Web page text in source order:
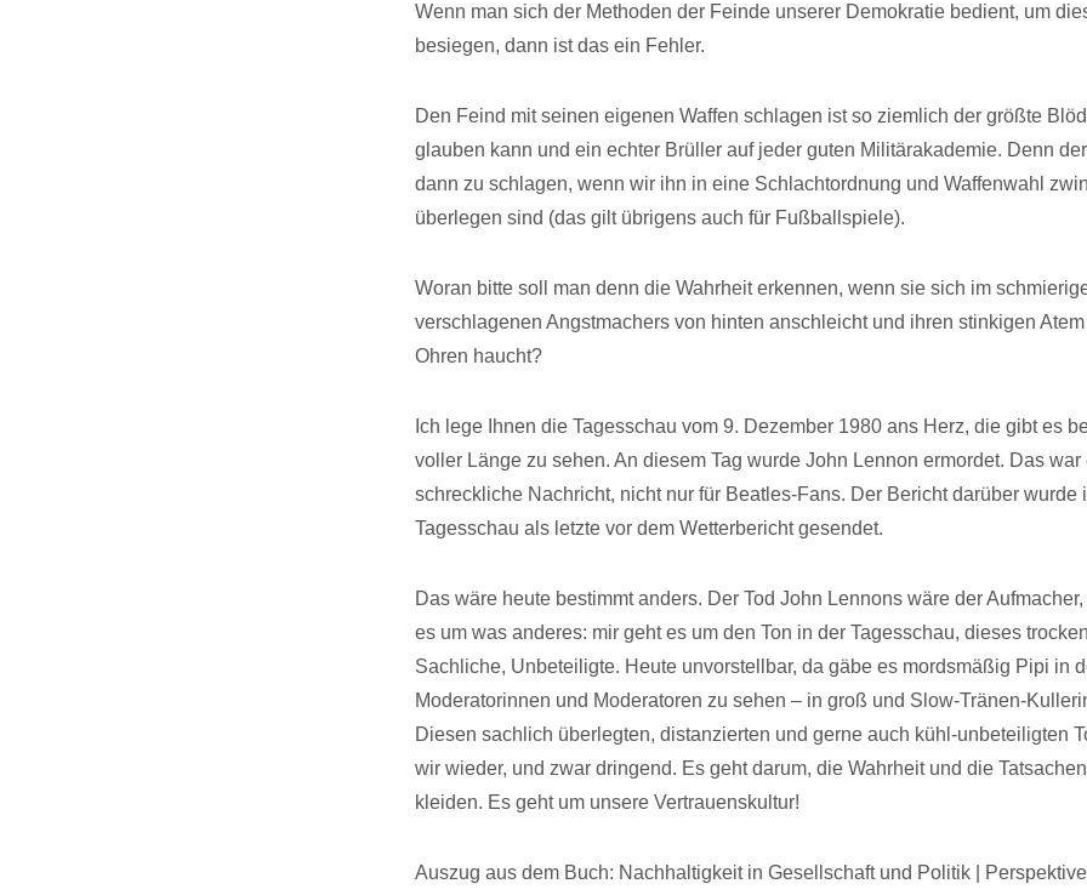
Wenn man sich der Methoden der Feinde unserer Demokratie bedient, um
besiegen, dann ist das ein Fehler.
Den Feind mit seinen eigenen Waffen schlagen ist so ziemlich der größte
glauben kann und ein echter Brüller auf jeder guten Militärakademie. Denn
dann zu schlagen, wenn wir ihn in eine Schlachtordnung und Waffenwahl
überlegen sind (das gilt übrigens auch für Fußballspiele).
Woran bitte soll man denn die Wahrheit erkennen, wenn sie sich im
verschlagenen Angstmachers von hinten anschleicht und ihren stinkigen
Ohren haucht?
Ich lege Ihnen die Tagesschau vom 9. Dezember 1980 ans Herz, die gibt es
voller Länge zu sehen. An diesem Tag wurde John Lennon ermordet. Das war
schreckliche Nachricht, nicht nur für Beatles-Fans. Der Bericht darüber wurde
Tagesschau als letzte vor dem Wetterbericht gesendet.
Das wäre heute bestimmt anders. Der Tod John Lennons wäre der
es um was anderes: mir geht es um den Ton in der Tagesschau, dieses
Sachliche, Unbeteiligte. Heute unvorstellbar, da gäbe es mordsmäßig Pipi in
Moderatorinnen und Moderatoren zu sehen – in groß und Slow-Tränen-
Diesen sachlich überlegten, distanzierten und gerne auch kühl-unbeteiligten
wir wieder, und zwar dringend. Es geht darum, die Wahrheit und die
kleiden. Es geht um unsere Vertrauenskultur!
Auszug aus dem Buch: Nachhaltigkeit in Gesellschaft und Politik |